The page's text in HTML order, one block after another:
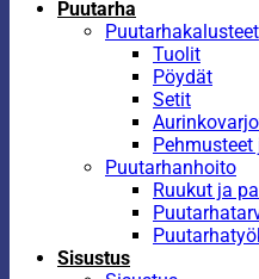
Puutarha
Puutarhakalusteet
Tuolit
Pöydät
Setit
Puutarhanhoito
Ruukut ja
Sisustus